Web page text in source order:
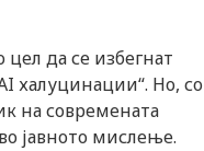
да се избегнат
халуцинации“. Но, со
на современата
јавното мислење.